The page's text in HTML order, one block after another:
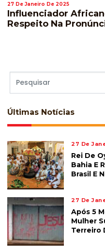
27 De Janeiro De 2025
Influenciador
Respeito Na
Últimas Notícias
27 De
Rei De
Bahia E
Brasil E
27 De
Após 5
Mulher
Terreiro